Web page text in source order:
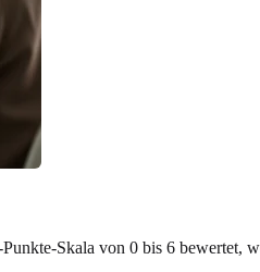
Skala von 0 bis 6 bewertet,